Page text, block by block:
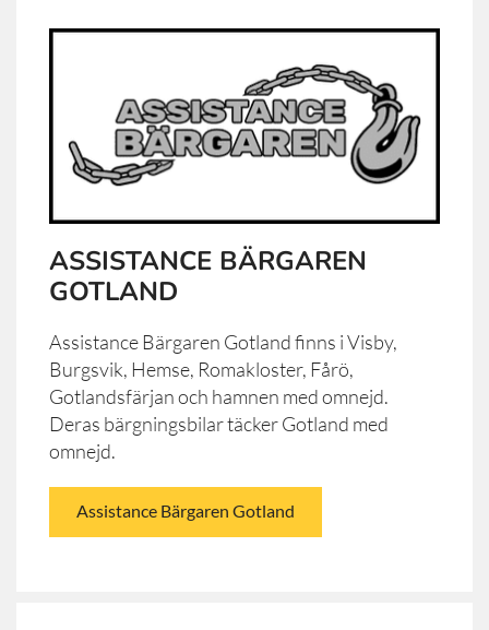
ASSISTANCE BÄRGAREN
GOTLAND
Assistance Bärgaren Gotland finns i Visby,
Burgsvik, Hemse, Romakloster, Fårö,
Gotlandsfärjan och hamnen med omnejd.
Deras bärgningsbilar täcker Gotland med
omnejd.
Assistance Bärgaren Gotland